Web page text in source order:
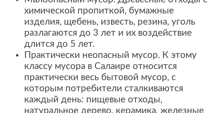
химической пропиткой, бумажные
изделия, щебень, известь, резина, уголь
разлагаются до 3 лет и их воздействие
длится до 5 лет.
Практически неопасный мусор. К этому
классу мусора в Салаире относится
практически весь бытовой мусор, с
которым потребители сталкиваются
каждый день: пищевые отходы,
натуральное дерево, керамика, железные